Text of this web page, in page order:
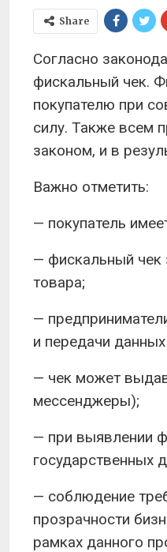
Share
Согласно
фискальный чек.
покупателю при
силу. Также всем
законом, и в
Важно отметить:
— покупатель
— фискальный чек
товара;
—
и передачи
— чек может
мессенджеры);
— при выявлении
государственных
— соблюдение
прозрачности
рамках данного